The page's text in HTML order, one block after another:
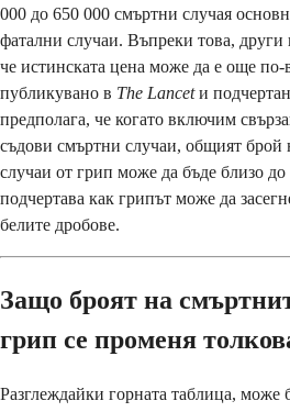
000 до 650 000 смъртни случая
фатални случаи. Въпреки това, други
че истинската цена може да е още по-
публикувано в The Lancetи
предполага, че когато включим
съдови смъртни случаи, общият брой
случаи от грип може да бъде близо
подчертава как грипът може да
белите дробове.
Защо броят на
грип се променя
Разглеждайки горната таблица, може